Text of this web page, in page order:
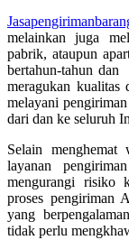
melainkan juga
pabrik, ataupun
bertahun-tahun
meragukan
melayani
dari dan ke seluruh
Selain
layanan
mengurangi risiko
proses pengiriman
yang
tidak perlu